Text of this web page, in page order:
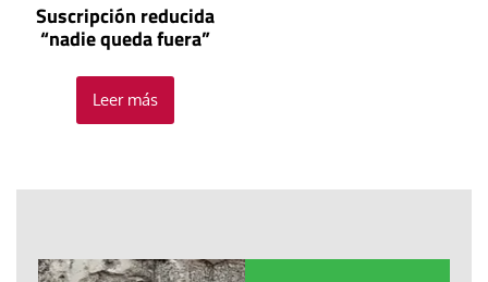
Suscripción reducida
“nadie queda fuera”
Leer más